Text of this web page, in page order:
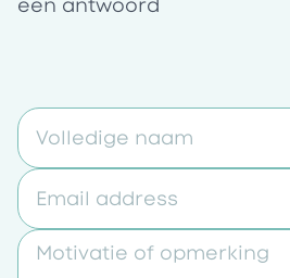
een antwoord
Volledige naam
Email address
Motivatie of opmerking